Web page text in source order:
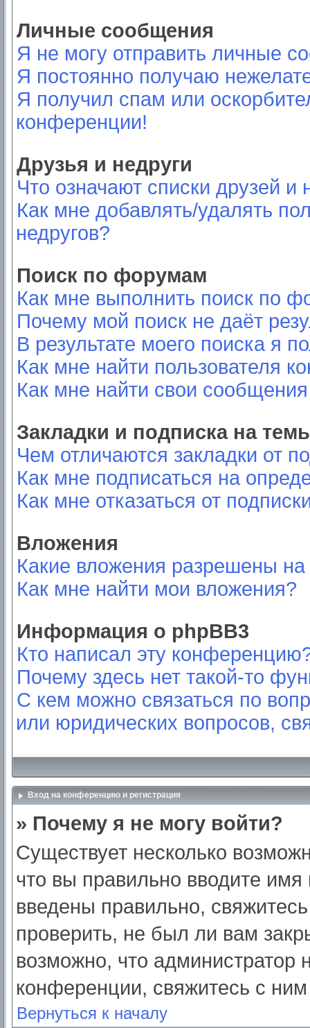
Личные сообщения
Я не могу отправить личные
Я постоянно получаю
Я получил спам или
конференции!
Друзья и недруги
Что означают списки друзей и
Как мне добавлять/удалять
недругов?
Поиск по форумам
Как мне выполнить поиск по
Почему мой поиск не даёт
В результате моего поиска я
Как мне найти пользователя
Как мне найти свои
Закладки и подписка на
Чем отличаются закладки от
Как мне подписаться на
Как мне отказаться от
Вложения
Какие вложения разрешены
Как мне найти мои вложения?
Информация о phpBB3
Кто написал эту
Почему здесь нет такой-то
С кем можно связаться по
или юридических вопросов,
Вход на конференцию и регистрация
» Почему я не могу войти?
Существует несколько
что вы правильно вводите
введены правильно,
проверить, не был ли вам
возможно, что администратор
конференции, свяжитесь с
Вернуться к началу